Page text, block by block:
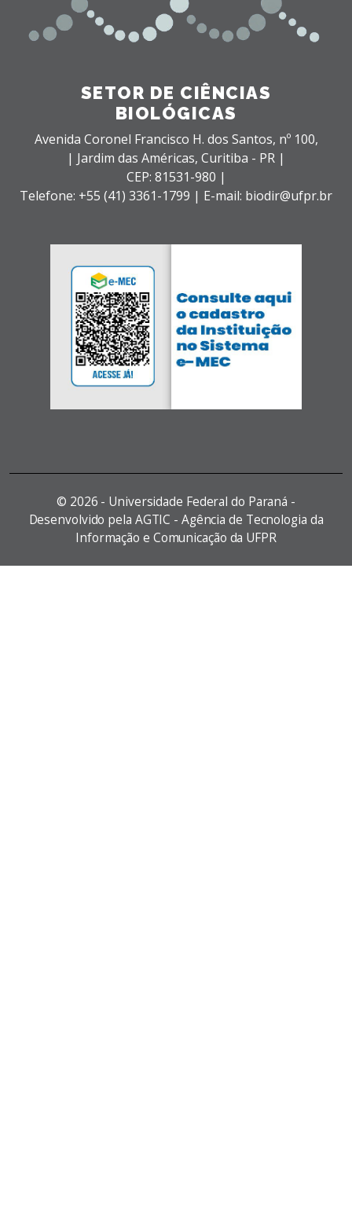
SETOR DE CIÊNCIAS
BIOLÓGICAS
Avenida Coronel Francisco H. dos Santos, nº 100,
| Jardim das Américas, Curitiba - PR |
CEP: 81531-980 |
Telefone: +55 (41) 3361-1799 | E-mail: biodir@ufpr.br
© 2026 - Universidade Federal do Paraná -
Desenvolvido pela AGTIC - Agência de Tecnologia da
Informação e Comunicação da UFPR